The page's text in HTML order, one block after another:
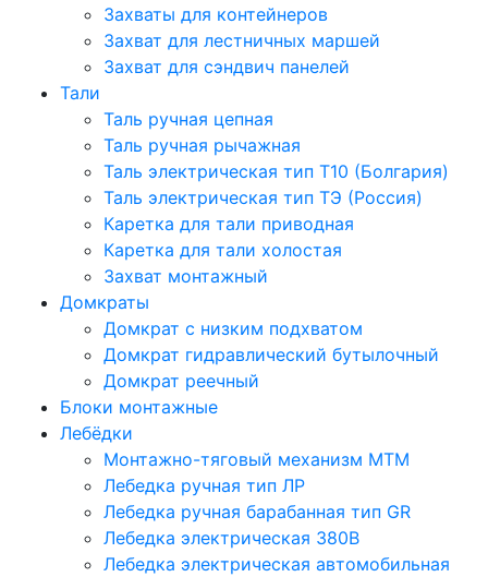
Захваты для контейнеров
Захват для лестничных маршей
Захват для сэндвич панелей
Тали
Таль ручная цепная
Таль ручная рычажная
Таль электрическая тип Т10 (Болгария)
Таль электрическая тип ТЭ (Россия)
Каретка для тали приводная
Каретка для тали холостая
Захват монтажный
Домкраты
Домкрат с низким подхватом
Домкрат гидравлический бутылочный
Домкрат реечный
Блоки монтажные
Лебёдки
Монтажно-тяговый механизм МТМ
Лебедка ручная тип ЛР
Лебедка ручная барабанная тип GR
Лебедка электрическая 380В
Лебедка электрическая автомобильная